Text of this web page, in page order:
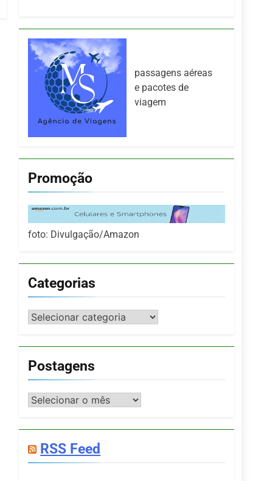
passagens aéreas
e pacotes de
viagem
Promoção
foto: Divulgação/Amazon
Categorias
Categorias
Postagens
Postagens
RSS Feed